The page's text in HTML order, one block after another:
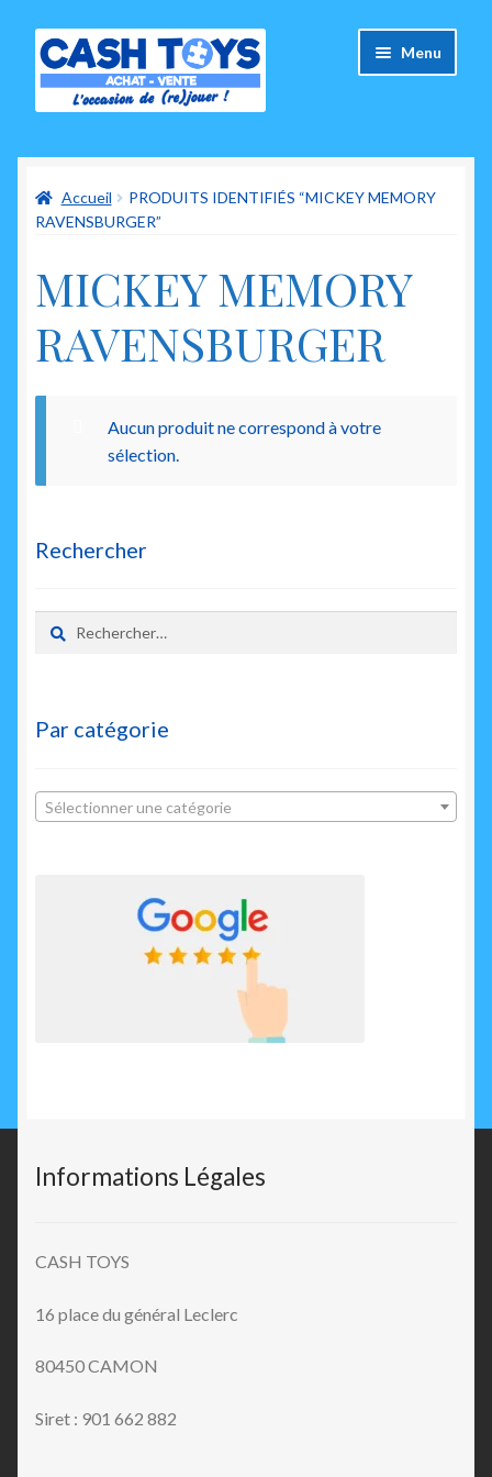
Aller
à
Aller
au
contenu
Menu
Carte Cadeau
A propos de nous
Accueil
PRODUITS IDENTIFIÉS “MICKEY MEMORY
RAVENSBURGER”
MICKEY MEMORY
RAVENSBURGER
Aucun produit ne correspond à votre
sélection.
Rechercher
Rechercher :
Par catégorie
Sélectionner une catégorie
Informations Légales
CASH TOYS
16 place du général Leclerc
80450 CAMON
Siret : 901 662 882